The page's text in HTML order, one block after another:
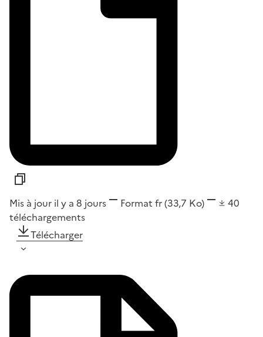
Mis à jour il y a 8 jours Format fr(33,7 Ko)
40
téléchargements
Télécharger